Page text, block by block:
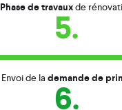
Phase de travauxde
5.
Envoi de lademande de
6.